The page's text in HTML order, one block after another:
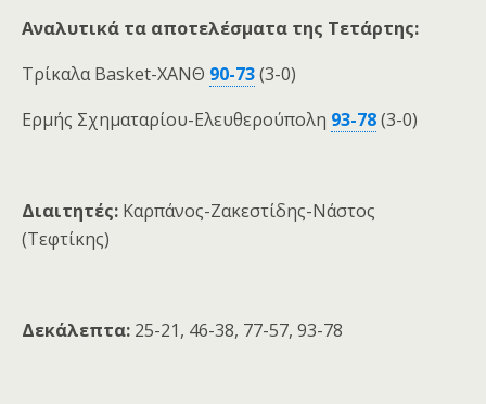
Αναλυτικά τα αποτελέσματα της Τετάρτης:
Τρίκαλα Basket-ΧΑΝΘ 90-73(3-0)
Ερμής Σχηματαρίου-Ελευθερούπολη 93-78(3-0)
Διαιτητές: Καρπάνος-Ζακεστίδης-Νάστος
(Τεφτίκης)
Δεκάλεπτα: 25-21, 46-38, 77-57, 93-78